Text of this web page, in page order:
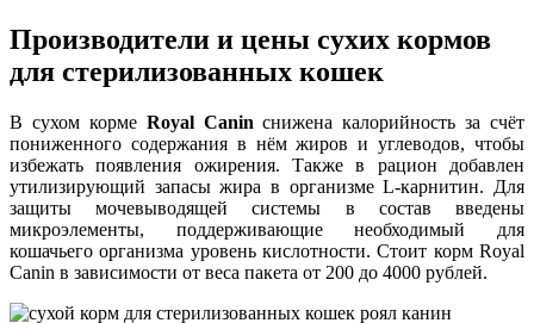
Производители и цены сухих кормов
для стерилизованных кошек
В сухом корме Royal Canin снижена калорийность за счёт
пониженного содержания в нём жиров и углеводов, чтобы
избежать появления ожирения. Также в рацион добавлен
утилизирующий запасы жира в организме L-карнитин. Для
защиты мочевыводящей системы в состав введены
микроэлементы, поддерживающие необходимый для
кошачьего организма уровень кислотности. Стоит корм Royal
Canin в зависимости от веса пакета от 200 до 4000 рублей.